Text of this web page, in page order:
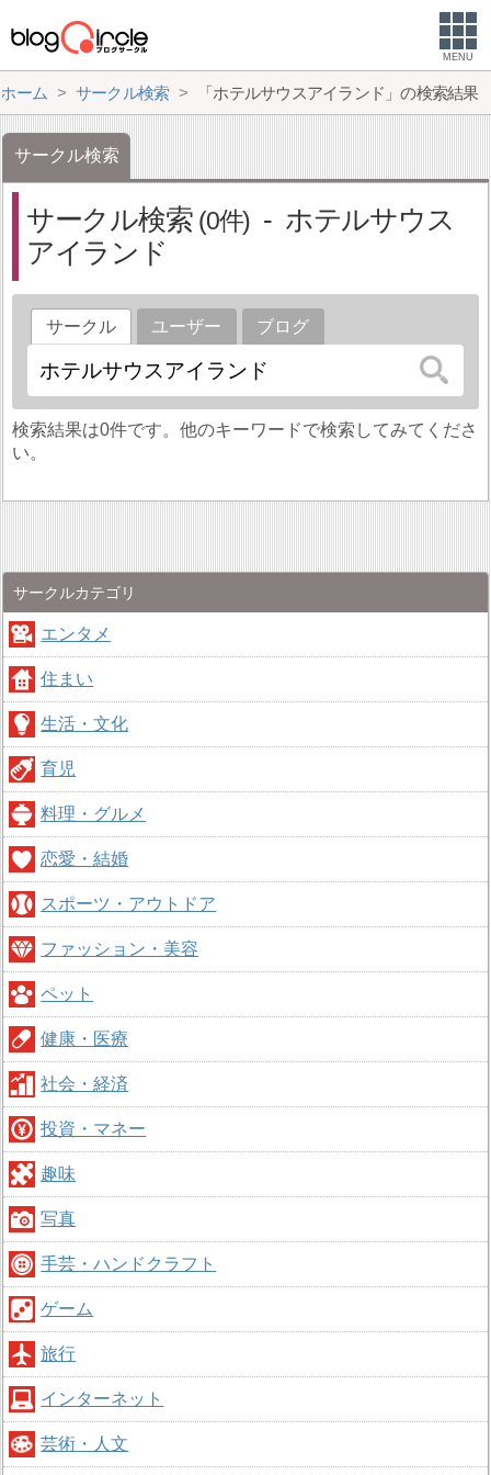
MENU
ホーム サークル検索 「ホテルサウスアイランド」の検索結果
サークル検索
サークル検索 0
ホテルサウス
アイランド
サークル ユーザー ブログ
検索結果は0件です。他のキーワードで検索してみてくださ
い。
サークルカテゴリ
エンタメ
住まい
生活・文化
育児
料理・グルメ
恋愛・結婚
スポーツ・アウトドア
ファッション・美容
ペット
健康・医療
社会・経済
投資・マネー
趣味
写真
手芸・ハンドクラフト
ゲーム
旅行
インターネット
芸術・人文